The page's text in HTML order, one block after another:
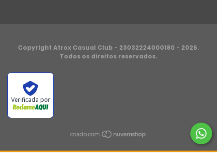
Copyright Atrox Casual Club - 23032224000180 - 2026.
Todos os direitos reservados.
Verificada por